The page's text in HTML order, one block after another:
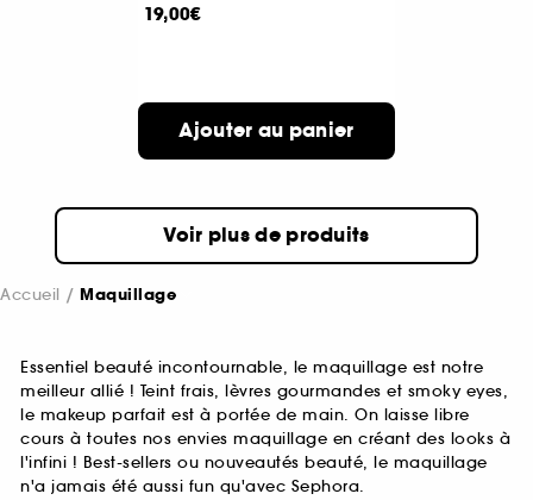
19,00€
Ajouter au panier
Voir plus de produits
Accueil Maquillage
Essentiel beauté incontournable, le maquillage est notre
meilleur allié ! Teint frais, lèvres gourmandes et smoky eyes,
le makeup parfait est à portée de main. On laisse libre
cours à toutes nos envies maquillage en créant des looks à
l'infini ! Best-sellers ou nouveautés beauté, le maquillage
n'a jamais été aussi fun qu'avec Sephora.